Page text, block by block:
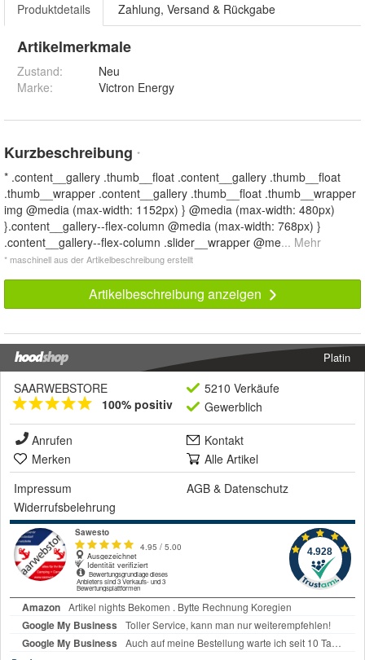
Produktdetails Zahlung, Versand & Rückgabe
Artikelmerkmale
Zustand:
Neu
Marke:
Victron Energy
Kurzbeschreibung *
* .content__gallery .thumb__float .content__gallery .thumb__float
.thumb__wrapper .content__gallery .thumb__float .thumb__wrapper
img @media (max-width: 1152px) } @media (max-width: 480px)
}.content__gallery--flex-column @media (max-width: 768px) }
.content__gallery--flex-column .slider__wrapper @me... Mehr
* maschinell aus der Artikelbeschreibung erstellt
Artikelbeschreibung anzeigen
Platin
SAARWEBSTORE
100% positiv
5210 Verkäufe
Gewerblich
Anrufen
Kontakt
Merken
Alle Artikel
Impressum
AGB & Datenschutz
Widerrufsbelehrung